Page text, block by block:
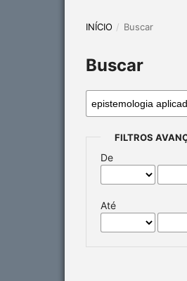
INÍCIO / Buscar
Buscar
FILTROS
De
Até